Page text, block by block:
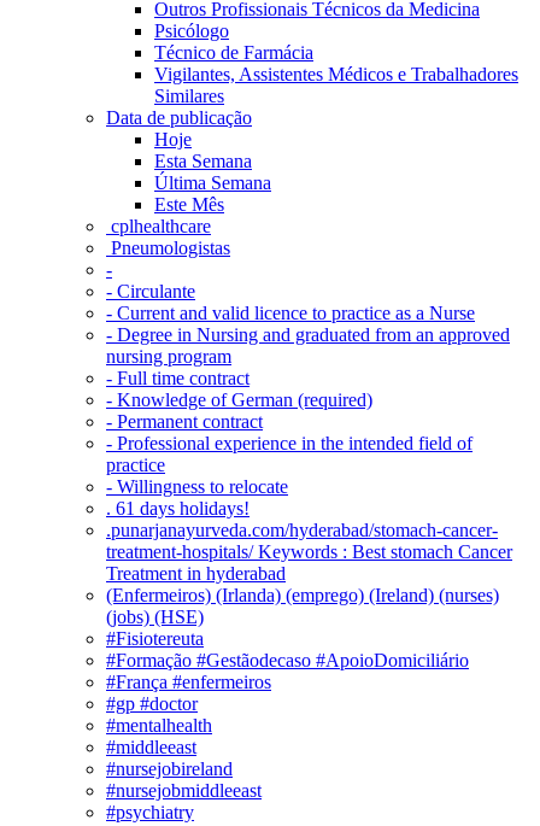
Outros Profissionais Técnicos da Medicina
Psicólogo
Técnico de Farmácia
Vigilantes, Assistentes Médicos e Trabalhadores
Similares
Data de publicação
Hoje
Esta Semana
Última Semana
Este Mês
‎ cplhealthcare‬
Pneumologistas
-
- Circulante
- Current and valid licence to practice as a Nurse
- Degree in Nursing and graduated from an approved
nursing program
- Full time contract
- Knowledge of German (required)
- Permanent contract
- Professional experience in the intended field of
practice
- Willingness to relocate
. 61 days holidays!
.punarjanayurveda.com/hyderabad/stomach-cancer-
treatment-hospitals/ Keywords : Best stomach Cancer
Treatment in hyderabad
(Enfermeiros) (Irlanda) (emprego) (Ireland) (nurses)
(jobs) (HSE)
#Fisiotereuta
#Formação #Gestãodecaso #ApoioDomiciliário
#França #enfermeiros
#gp #doctor
#mentalhealth
#middleeast
#nursejobireland
#nursejobmiddleeast
#psychiatry